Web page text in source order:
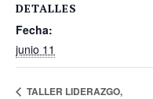
DETALLES
Fecha:
junio 11
TALLER LIDERAZGO,